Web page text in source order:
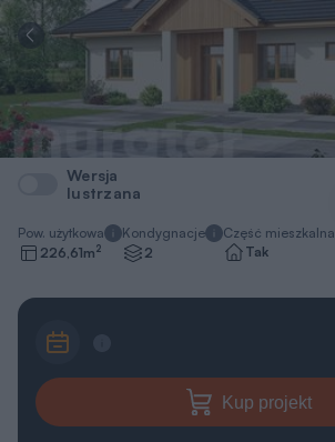
Wersja
lustrzana
Pow. użytkowa
226,61m2
Kondygnacje
2
Część mieszkalna
Tak
Kup projekt